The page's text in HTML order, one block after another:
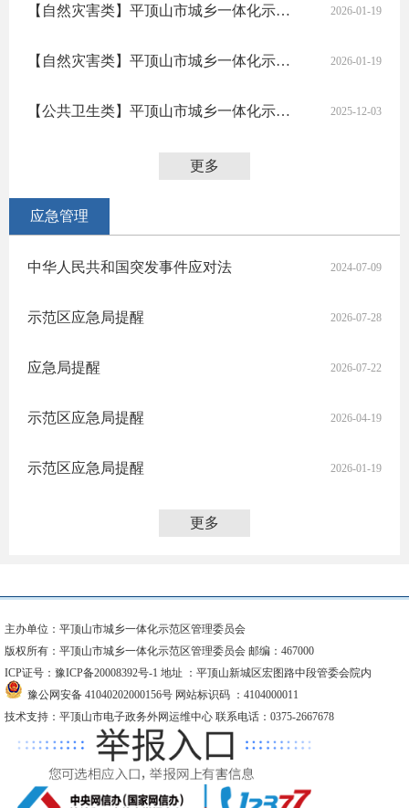
【自然灾害类】平顶山市城乡一体化示范区防范低温雨雪冰冻灾害应急预案 2026-01-19
【自然灾害类】平顶山市城乡一体化示范区地震应急预案 2026-01-19
【公共卫生类】平顶山市城乡一体化示范区突发公共卫生事件应急预案 2025-12-03
更多
应急管理
中华人民共和国突发事件应对法 2024-07-09
示范区应急局提醒 2026-07-28
应急局提醒 2026-07-22
示范区应急局提醒 2026-04-19
示范区应急局提醒 2026-01-19
更多
主办单位：平顶山市城乡一体化示范区管理委员会
版权所有：平顶山市城乡一体化示范区管理委员会 邮编：467000
ICP证号：豫ICP备20008392号-1 地址 ：平顶山新城区宏图路中段管委会院内
豫公网安备 41040202000156号 网站标识码 ：4104000011
技术支持：平顶山市电子政务外网运维中心 联系电话：0375-2667678